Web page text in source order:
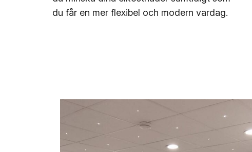
du får en mer flexibel och modern vardag.